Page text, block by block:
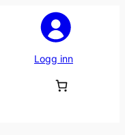
Logg inn